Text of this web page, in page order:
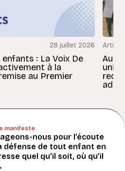
28 juillet 2026
: La Voix De
à la
au Premier
Article
Au
manifeste
nous pour l’écoute
défense de tout enfant en
quel qu’il soit, où qu’il